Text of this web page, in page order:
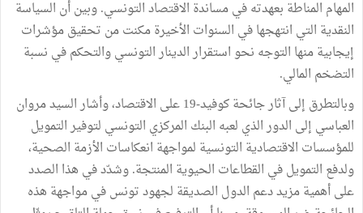
المهام المناطة بعهدته في مساندة الاقتصاد التونسي. وبين أن السياسة
النقدية التي انتهجها في السنوات الأخيرة مكنت من تحقيق مؤشرات
إيجابية منها التوجه نحو استقرار الدينار التونسي والتحكم في نسبة
التضخم المالي.
وبالتطرق إلى آثار جائحة كوفيد-19 على الاقتصاد، وأشار السيد مروان
العباسي إلى الدور الذي لعبه البنك المركزي التونسي لتوفير التمويل
للمؤسسات الاقتصادية التونسية لمواجهة انعكاسات الأزمة الصحية،
ولدفع التمويل في القطاعات الحيوية المنتجة. وشدّد في هذا الصدد
على أهمية مزيد دعم الدول الصديقة لجهود تونس في مواجهة هذه